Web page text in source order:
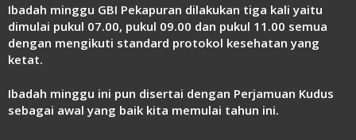
Ibadah minggu GBI Pekapuran dilakukan tiga kali yaitu
dimulai pukul 07.00, pukul 09.00 dan pukul 11.00 semua
dengan mengikuti standard protokol kesehatan yang
ketat.
Ibadah minggu ini pun disertai dengan Perjamuan Kudus
sebagai awal yang baik kita memulai tahun ini.